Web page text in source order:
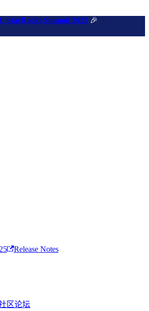
StarRocks Summit 2025 🎉️
Release Notes
区论坛